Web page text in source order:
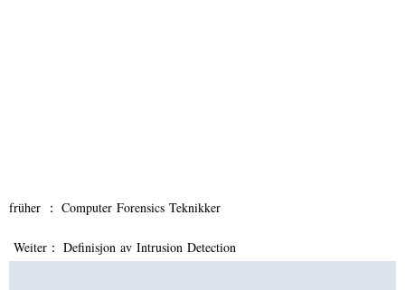
früher ： Computer Forensics Teknikker
Weiter： Definisjon av Intrusion Detection